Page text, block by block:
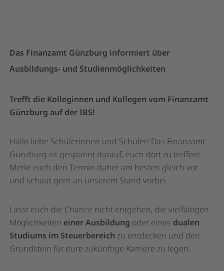
Das Finanzamt Günzburg informiert über
Ausbildungs- und Studienmöglichkeiten
Trefft die Kolleginnen und Kollegen vom Finanzamt
Günzburg auf der IBS!
Hallo liebe Schülerinnen und Schüler! Das Finanzamt
Günzburg ist gespannt darauf, euch dort zu treffen!
Merkt euch den Termin daher am besten gleich vor
und schaut gern an unserem Stand vorbei.
Lasst euch die Chance nicht entgehen, die vielfältigen
Möglichkeiten einer Ausbildung oder eines dualen
Studiums im Steuerbereich zu entdecken und den
Grundstein für eure zukünftige Karriere zu legen.